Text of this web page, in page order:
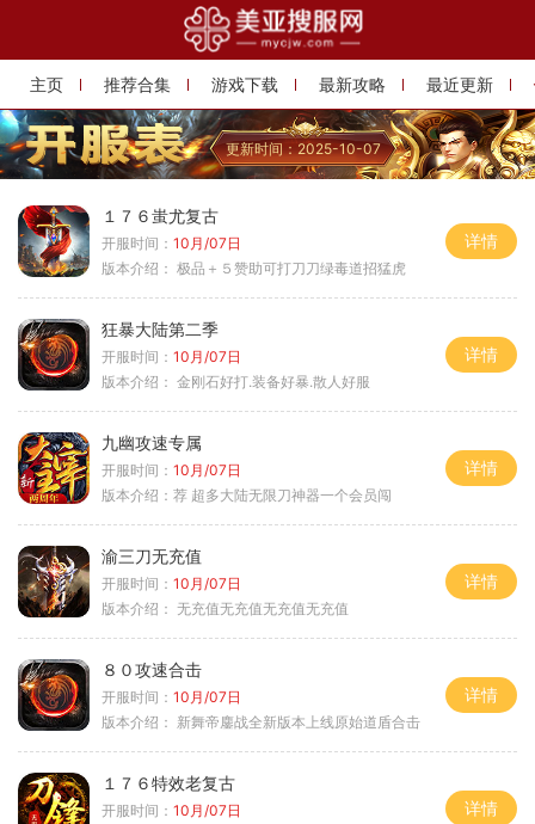
主页 推荐合集 游戏下载 最新攻略 最近更新
更新时间：2025-10-07
１７６蚩尤复古
开服时间： 10月/07日
版本介绍： 极品＋５赞助可打刀刀绿毒道招猛虎
详情
狂暴大陆第二季
开服时间： 10月/07日
版本介绍： 金刚石好打.装备好暴.散人好服
详情
九幽攻速专属
开服时间： 10月/07日
版本介绍： 荐 超多大陆无限刀神器一个会员闯
详情
渝三刀无充值
开服时间： 10月/07日
版本介绍： 无充值无充值无充值无充值
详情
８０攻速合击
开服时间： 10月/07日
版本介绍： 新舞帝鏖战全新版本上线原始道盾合击
详情
１７６特效老复古
开服时间： 10月/07日
详情